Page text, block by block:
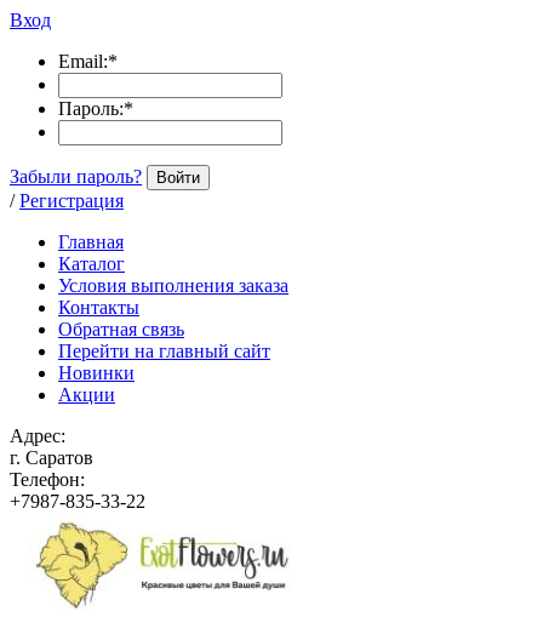
Вход
Email:*
Пароль:*
Забыли пароль? Войти
/ Регистрация
Главная
Каталог
Условия выполнения заказа
Контакты
Обратная связь
Перейти на главный сайт
Новинки
Акции
Адрес:
г. Саратов
Телефон:
+7987-835-33-22